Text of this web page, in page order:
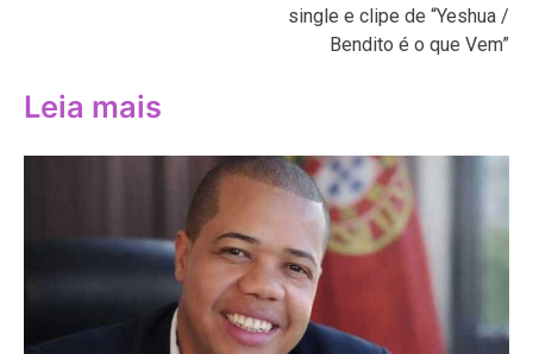
single e clipe de “Yeshua /
Bendito é o que Vem”
Leia mais